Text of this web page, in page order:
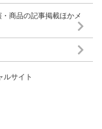
商品の記事掲載ほかメ
サイト